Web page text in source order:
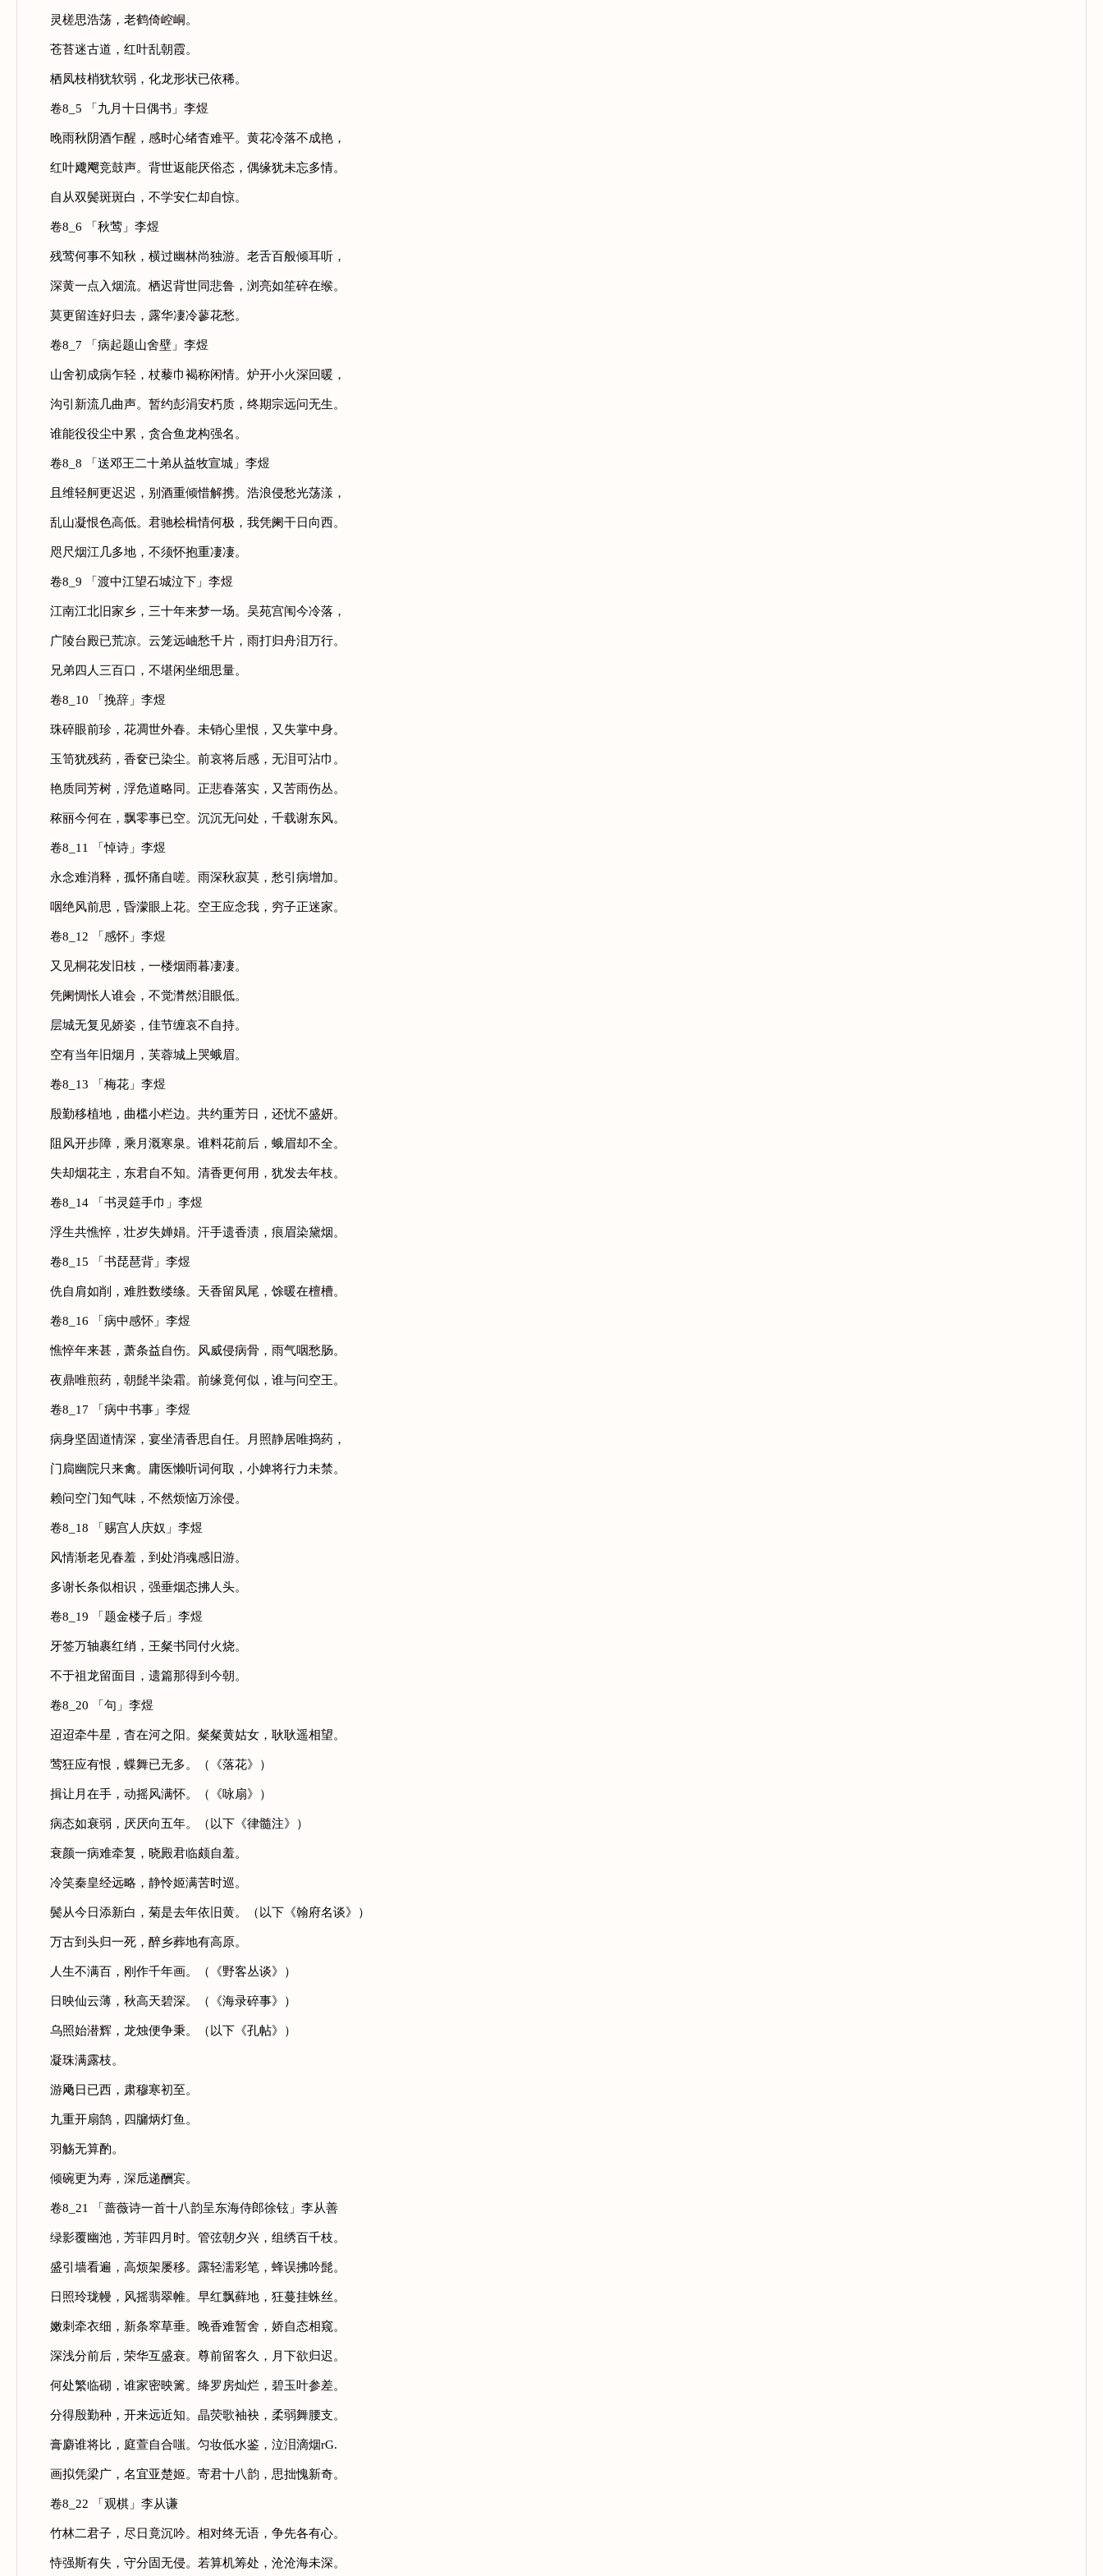
灵槎思浩荡，老鹤倚崆峒。
苍苔迷古道，红叶乱朝霞。
栖凤枝梢犹软弱，化龙形状已依稀。
卷8_5 「九月十日偶书」李煜
晚雨秋阴酒乍醒，感时心绪杳难平。黄花冷落不成艳，
红叶飕飗竞鼓声。背世返能厌俗态，偶缘犹未忘多情。
自从双鬓斑斑白，不学安仁却自惊。
卷8_6 「秋莺」李煜
残莺何事不知秋，横过幽林尚独游。老舌百般倾耳听，
深黄一点入烟流。栖迟背世同悲鲁，浏亮如笙碎在缑。
莫更留连好归去，露华凄冷蓼花愁。
卷8_7 「病起题山舍壁」李煜
山舍初成病乍轻，杖藜巾褐称闲情。炉开小火深回暖，
沟引新流几曲声。暂约彭涓安朽质，终期宗远问无生。
谁能役役尘中累，贪合鱼龙构强名。
卷8_8 「送邓王二十弟从益牧宣城」李煜
且维轻舸更迟迟，别酒重倾惜解携。浩浪侵愁光荡漾，
乱山凝恨色高低。君驰桧楫情何极，我凭阑干日向西。
咫尺烟江几多地，不须怀抱重凄凄。
卷8_9 「渡中江望石城泣下」李煜
江南江北旧家乡，三十年来梦一场。吴苑宫闱今冷落，
广陵台殿已荒凉。云笼远岫愁千片，雨打归舟泪万行。
兄弟四人三百口，不堪闲坐细思量。
卷8_10 「挽辞」李煜
珠碎眼前珍，花凋世外春。未销心里恨，又失掌中身。
玉笥犹残药，香奁已染尘。前哀将后感，无泪可沾巾。
艳质同芳树，浮危道略同。正悲春落实，又苦雨伤丛。
秾丽今何在，飘零事已空。沉沉无问处，千载谢东风。
卷8_11 「悼诗」李煜
永念难消释，孤怀痛自嗟。雨深秋寂莫，愁引病增加。
咽绝风前思，昏濛眼上花。空王应念我，穷子正迷家。
卷8_12 「感怀」李煜
又见桐花发旧枝，一楼烟雨暮凄凄。
凭阑惆怅人谁会，不觉潸然泪眼低。
层城无复见娇姿，佳节缠哀不自持。
空有当年旧烟月，芙蓉城上哭蛾眉。
卷8_13 「梅花」李煜
殷勤移植地，曲槛小栏边。共约重芳日，还忧不盛妍。
阻风开步障，乘月溉寒泉。谁料花前后，蛾眉却不全。
失却烟花主，东君自不知。清香更何用，犹发去年枝。
卷8_14 「书灵筵手巾」李煜
浮生共憔悴，壮岁失婵娟。汗手遗香渍，痕眉染黛烟。
卷8_15 「书琵琶背」李煜
侁自肩如削，难胜数缕绦。天香留凤尾，馀暖在檀槽。
卷8_16 「病中感怀」李煜
憔悴年来甚，萧条益自伤。风威侵病骨，雨气咽愁肠。
夜鼎唯煎药，朝髭半染霜。前缘竟何似，谁与问空王。
卷8_17 「病中书事」李煜
病身坚固道情深，宴坐清香思自任。月照静居唯捣药，
门扃幽院只来禽。庸医懒听词何取，小婢将行力未禁。
赖问空门知气味，不然烦恼万涂侵。
卷8_18 「赐宫人庆奴」李煜
风情渐老见春羞，到处消魂感旧游。
多谢长条似相识，强垂烟态拂人头。
卷8_19 「题金楼子后」李煜
牙签万轴裹红绡，王粲书同付火烧。
不于祖龙留面目，遗篇那得到今朝。
卷8_20 「句」李煜
迢迢牵牛星，杳在河之阳。粲粲黄姑女，耿耿遥相望。
莺狂应有恨，蝶舞已无多。（《落花》）
揖让月在手，动摇风满怀。（《咏扇》）
病态如衰弱，厌厌向五年。（以下《律髓注》）
衰颜一病难牵复，晓殿君临颇自羞。
冷笑秦皇经远略，静怜姬满苦时巡。
鬓从今日添新白，菊是去年依旧黄。（以下《翰府名谈》）
万古到头归一死，醉乡葬地有高原。
人生不满百，刚作千年画。（《野客丛谈》）
日映仙云薄，秋高天碧深。（《海录碎事》）
乌照始潜辉，龙烛便争秉。（以下《孔帖》）
凝珠满露枝。
游飏日已西，肃穆寒初至。
九重开扇鹄，四牖炳灯鱼。
羽觞无算酌。
倾碗更为寿，深卮递酬宾。
卷8_21 「蔷薇诗一首十八韵呈东海侍郎徐铉」李从善
绿影覆幽池，芳菲四月时。管弦朝夕兴，组绣百千枝。
盛引墙看遍，高烦架屡移。露轻濡彩笔，蜂误拂吟髭。
日照玲珑幔，风摇翡翠帷。早红飘藓地，狂蔓挂蛛丝。
嫩刺牵衣细，新条窣草垂。晚香难暂舍，娇自态相窥。
深浅分前后，荣华互盛衰。尊前留客久，月下欲归迟。
何处繁临砌，谁家密映篱。绛罗房灿烂，碧玉叶参差。
分得殷勤种，开来远近知。晶荧歌袖袂，柔弱舞腰支。
膏麝谁将比，庭萱自合嗤。匀妆低水鉴，泣泪滴烟rG.
画拟凭梁广，名宜亚楚姬。寄君十八韵，思拙愧新奇。
卷8_22 「观棋」李从谦
竹林二君子，尽日竟沉吟。相对终无语，争先各有心。
恃强斯有失，守分固无侵。若算机筹处，沧沧海未深。